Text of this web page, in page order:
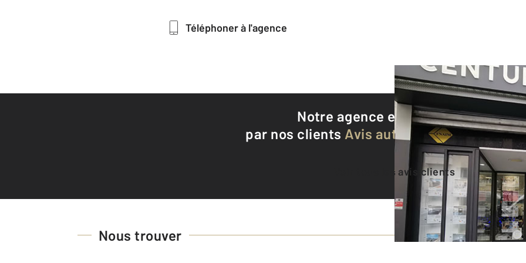
Téléphoner à l'agence
Notre agence est notée9,2/10
par nos clients Avis authentifiés par
Voir tous les avis clients
Nous trouver